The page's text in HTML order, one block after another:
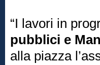
“I lavori in
pubblici e
alla piazza